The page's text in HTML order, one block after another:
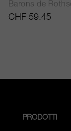
Barons de
CHF 59.45
PRODOTTI